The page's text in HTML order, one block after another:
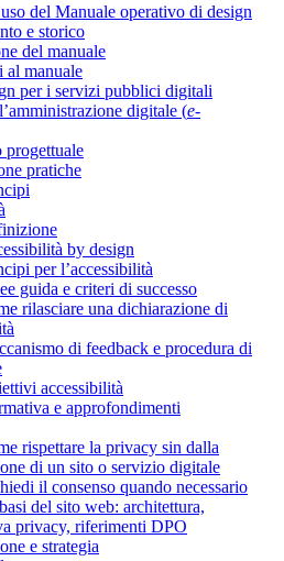
del Manuale operativo di design
e storico
del manuale
al manuale
per i servizi pubblici digitali
digitale (e-
progettuale
pratiche
by design
per l’accessibilità
guida e criteri di successo
rilasciare una dichiarazione di
di feedback e procedura di
accessibilità
e approfondimenti
rispettare la privacy sin dalla
di un sito o servizio digitale
il consenso quando necessario
del sito web: architettura,
privacy, riferimenti DPO
e strategia